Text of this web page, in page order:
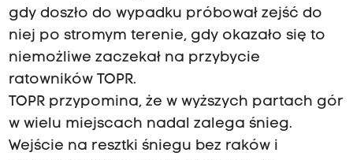
gdy doszło do wypadku próbował zejść do
niej po stromym terenie, gdy okazało się to
niemożliwe zaczekał na przybycie
ratowników TOPR.
TOPR przypomina, że w wyższych partach gór
w wielu miejscach nadal zalega śnieg.
Wejście na resztki śniegu bez raków i